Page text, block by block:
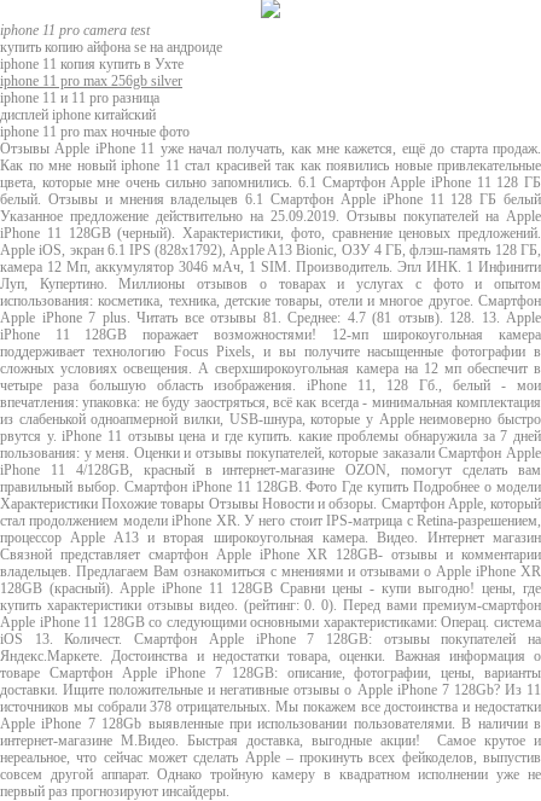
iphone 11 pro camera test
купить копию айфона se на андроиде
iphone 11 копия купить в Ухте
iphone 11 pro max 256gb silver
iphone 11 и 11 pro разница
дисплей iphone китайский
iphone 11 pro max ночные фото
Отзывы Apple iPhone 11 уже начал получать, как мне кажется, ещё до старта продаж.
Как по мне новый iphone 11 стал красивей так как появились новые привлекательные
цвета, которые мне очень сильно запомнились. 6.1 Смартфон Apple iPhone 11 128 ГБ
белый. Отзывы и мнения владельцев 6.1 Смартфон Apple iPhone 11 128 ГБ белый
Указанное предложение действительно на 25.09.2019. Отзывы покупателей на Apple
iPhone 11 128GB (черный). Характеристики, фото, сравнение ценовых предложений.
Apple iOS, экран 6.1 IPS (828x1792), Apple A13 Bionic, ОЗУ 4 ГБ, флэш-память 128 ГБ,
камера 12 Мп, аккумулятор 3046 мАч, 1 SIM. Производитель. Эпл ИНК. 1 Инфинити
Луп, Купертино. Миллионы отзывов о товарах и услугах с фото и опытом
использования: косметика, техника, детские товары, отели и многое другое. Смартфон
Apple iPhone 7 plus. Читать все отзывы 81. Среднее: 4.7 (81 отзыв). 128. 13. Apple
iPhone 11 128GB поражает возможностями! 12-мп широкоугольная камера
поддерживает технологию Focus Pixels, и вы получите насыщенные фотографии в
сложных условиях освещения. А сверхширокоугольная камера на 12 мп обеспечит в
четыре раза большую область изображения. iPhone 11, 128 Гб., белый - мои
впечатления: упаковка: не буду заостряться, всё как всегда - минимальная комплектация
из слабенькой одноапмерной вилки, USB-шнура, которые у Apple неимоверно быстро
рвутся у. iPhone 11 отзывы цена и где купить. какие проблемы обнаружила за 7 дней
пользования: у меня. Оценки и отзывы покупателей, которые заказали Смартфон Apple
iPhone 11 4/128GB, красный в интернет-магазине OZON, помогут сделать вам
правильный выбор. Смартфон iPhone 11 128GB. Фото Где купить Подробнее о модели
Характеристики Похожие товары Отзывы Новости и обзоры. Смартфон Apple, который
стал продолжением модели iPhone XR. У него стоит IPS-матрица с Retina-разрешением,
процессор Apple A13 и вторая широкоугольная камера. Видео. Интернет магазин
Связной представляет смартфон Apple iPhone XR 128GB- отзывы и комментарии
владельцев. Предлагаем Вам ознакомиться с мнениями и отзывами о Apple iPhone XR
128GB (красный). Apple iPhone 11 128GB Сравни цены - купи выгодно! цены, где
купить характеристики отзывы видео. (рейтинг: 0. 0). Перед вами премиум-смартфон
Apple iPhone 11 128GB со следующими основными характеристиками: Операц. система
iOS 13. Количест. Смартфон Apple iPhone 7 128GB: отзывы покупателей на
Яндекс.Маркете. Достоинства и недостатки товара, оценки. Важная информация о
товаре Смартфон Apple iPhone 7 128GB: описание, фотографии, цены, варианты
доставки. Ищите положительные и негативные отзывы о Apple iPhone 7 128Gb? Из 11
источников мы собрали 378 отрицательных. Мы покажем все достоинства и недостатки
Apple iPhone 7 128Gb выявленные при использовании пользователями. В наличии в
интернет-магазине М.Видео. Быстрая доставка, выгодные акции! Самое крутое и
нереальное, что сейчас может сделать Apple – прокинуть всех фейкоделов, выпустив
совсем другой аппарат. Однако тройную камеру в квадратном исполнении уже не
первый раз прогнозируют инсайдеры.